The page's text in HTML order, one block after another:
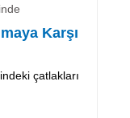
Karşı
çatlakları